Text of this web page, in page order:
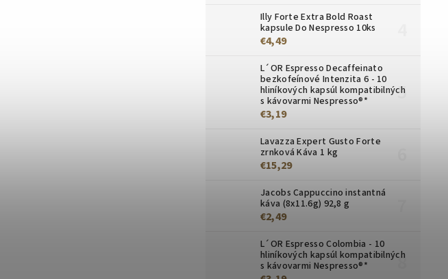
Illy Forte Extra Bold Roast
kapsule Do Nespresso 10ks
€4,49
L´OR Espresso Decaffeinato
bezkofeínové Intenzita 6 - 10
hliníkových kapsúl kompatibilných
s kávovarmi Nespresso®*
€3,19
Lavazza Expert Gusto Forte
zrnková Káva 1 kg
€15,29
Jacobs Cappuccino instantná
káva (8x11.6g) 92,8 g
€2,49
L´OR Espresso Colombia - 10
hliníkových kapsúl kompatibilných
s kávovarmi Nespresso®*